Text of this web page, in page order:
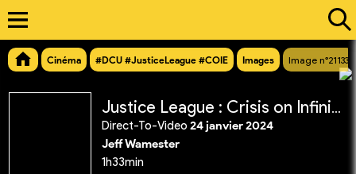
Cinéma #DCU #JusticeLeague #COIE Images Image n°21133
Justice League : Crisis on Infinite Earths Partie 1
Direct-To-Video 24 janvier 2024
Jeff Wamester
1h33min